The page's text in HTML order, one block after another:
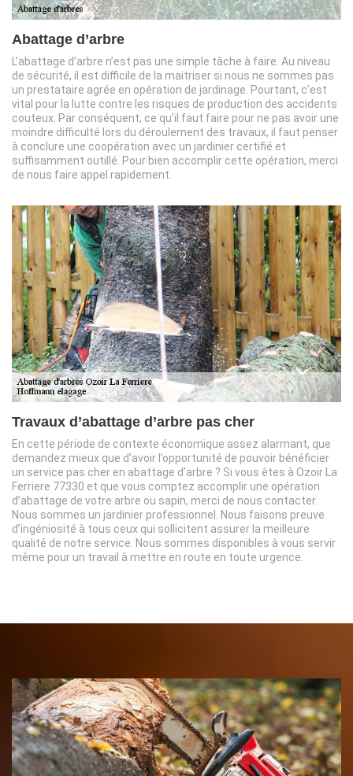
Abattage d’arbre
L’abattage d’arbre n’est pas une simple tâche à faire. Au niveau
de sécurité, il est difficile de la maitriser si nous ne sommes pas
un prestataire agrée en opération de jardinage. Pourtant, c’est
vital pour la lutte contre les risques de production des accidents
couteux. Par conséquent, ce qu’il faut faire pour ne pas avoir une
moindre difficulté lors du déroulement des travaux, il faut penser
à conclure une coopération avec un jardinier certifié et
suffisamment outillé. Pour bien accomplir cette opération, merci
de nous faire appel rapidement.
Travaux d’abattage d’arbre pas cher
En cette période de contexte économique assez alarmant, que
demandez mieux que d’avoir l’opportunité de pouvoir bénéficier
un service pas cher en abattage d’arbre ? Si vous êtes à Ozoir La
Ferriere 77330 et que vous comptez accomplir une opération
d’abattage de votre arbre ou sapin, merci de nous contacter.
Nous sommes un jardinier professionnel. Nous faisons preuve
d’ingéniosité à tous ceux qui sollicitent assurer la meilleure
qualité de notre service. Nous sommes disponibles à vous servir
même pour un travail à mettre en route en toute urgence.